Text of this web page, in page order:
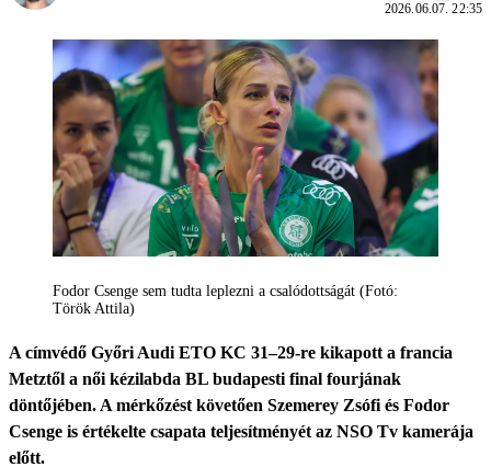
2026.06.07. 22:35
Fodor Csenge sem tudta leplezni a csalódottságát (Fotó:
Török Attila)
A címvédő Győri Audi ETO KC 31–29-re kikapott a francia
Metztől a női kézilabda BL budapesti final fourjának
döntőjében. A mérkőzést követően Szemerey Zsófi és Fodor
Csenge is értékelte csapata teljesítményét az NSO Tv kamerája
előtt.